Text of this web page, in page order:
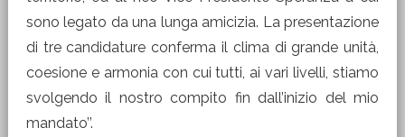
sono legato da una lunga amicizia. La presentazione
di tre candidature conferma il clima di grande unità,
coesione e armonia con cui tutti, ai vari livelli, stiamo
svolgendo il nostro compito fin dall’inizio del mio
mandato’’.